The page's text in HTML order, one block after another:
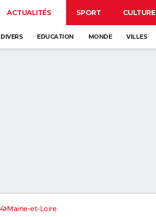
ACTUALITÉS SPORT CULTURE
EDUCATION MONDE VILLES
Maine-et-Loire